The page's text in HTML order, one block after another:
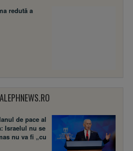
redută a
ALEPHNEWS.RO
de pace al
Israelul nu se
nu va fi „cu